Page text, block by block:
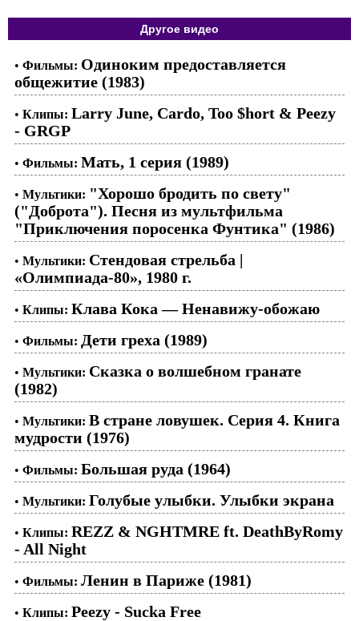
Другое видео
• Фильмы: Одиноким предоставляется
общежитие (1983)
• Клипы: Larry June, Cardo, Too $hort & Peezy
- GRGP
• Фильмы: Мать, 1 серия (1989)
• Мультики: "Хорошо бродить по свету"
("Доброта"). Песня из мультфильма
"Приключения поросенка Фунтика" (1986)
• Мультики: Стендовая стрельба |
«Олимпиада-80», 1980 г.
• Клипы: Клава Кока — Ненавижу-обожаю
• Фильмы: Дети греха (1989)
• Мультики: Сказка о волшебном гранате
(1982)
• Мультики: В стране ловушек. Серия 4. Книга
мудрости (1976)
• Фильмы: Большая руда (1964)
• Мультики: Голубые улыбки. Улыбки экрана
• Клипы: REZZ & NGHTMRE ft. DeathByRomy
- All Night
• Фильмы: Ленин в Париже (1981)
• Клипы: Peezy - Sucka Free